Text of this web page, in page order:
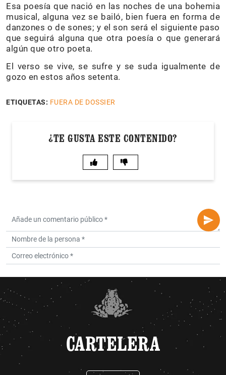
Esa poesía que nació en las noches de una bohemia
musical, alguna vez se bailó, bien fuera en forma de
danzones o de sones; y el son será el siguiente paso
que seguirá alguna que otra poesía o que generará
algún que otro poeta.
El verso se vive, se sufre y se suda igualmente de
gozo en estos años setenta.
ETIQUETAS: FUERA DE DOSSIER
¿TE GUSTA ESTE CONTENIDO?
CARTELERA